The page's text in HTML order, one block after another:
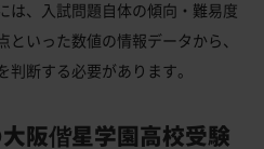
は、入試問題自体の傾向・難易度
いった数値の情報データから、
断する必要があります。
阪偕星学園高校受験